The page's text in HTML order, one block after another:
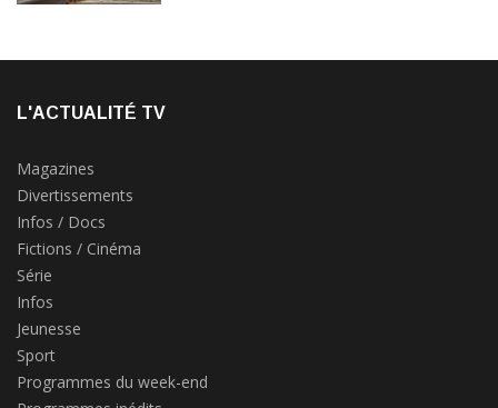
L'ACTUALITÉ TV
Magazines
Divertissements
Infos / Docs
Fictions / Cinéma
Série
Infos
Jeunesse
Sport
Programmes du week-end